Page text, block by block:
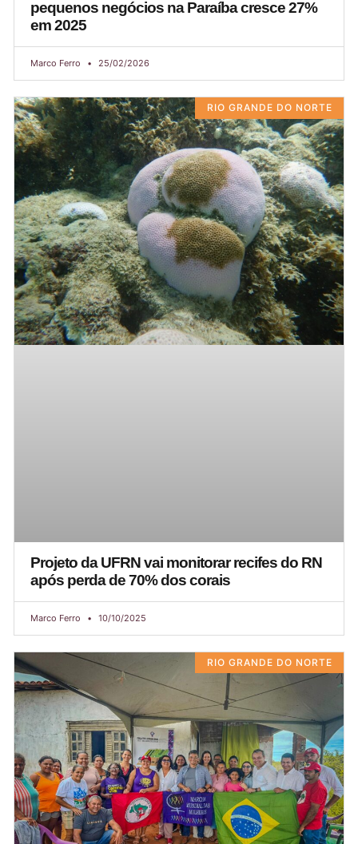
pequenos negócios na Paraíba cresce 27%
em 2025
Marco Ferro 25/02/2026
RIO GRANDE DO NORTE
Projeto da UFRN vai monitorar recifes do RN
após perda de 70% dos corais
Marco Ferro 10/10/2025
RIO GRANDE DO NORTE